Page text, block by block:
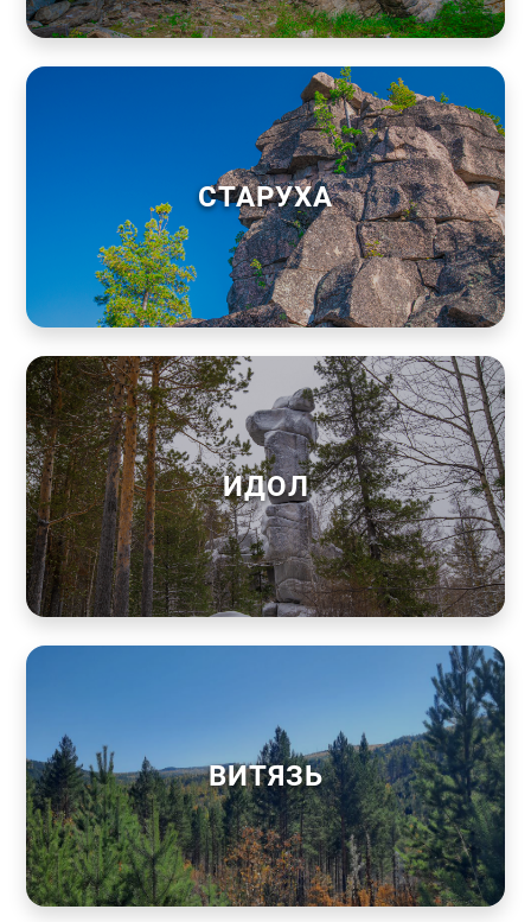
СТАРУХА
ИДОЛ
ВИТЯЗЬ